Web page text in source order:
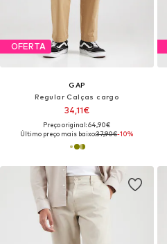
OFERTA
GAP
Regular Calças cargo
34,11€
Preço original: 64,90€
Último preço mais baixo:37,90€-10%